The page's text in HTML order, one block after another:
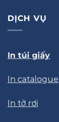
DỊCH VỤ
In túi giấy
In catalogue
In tờ rơi